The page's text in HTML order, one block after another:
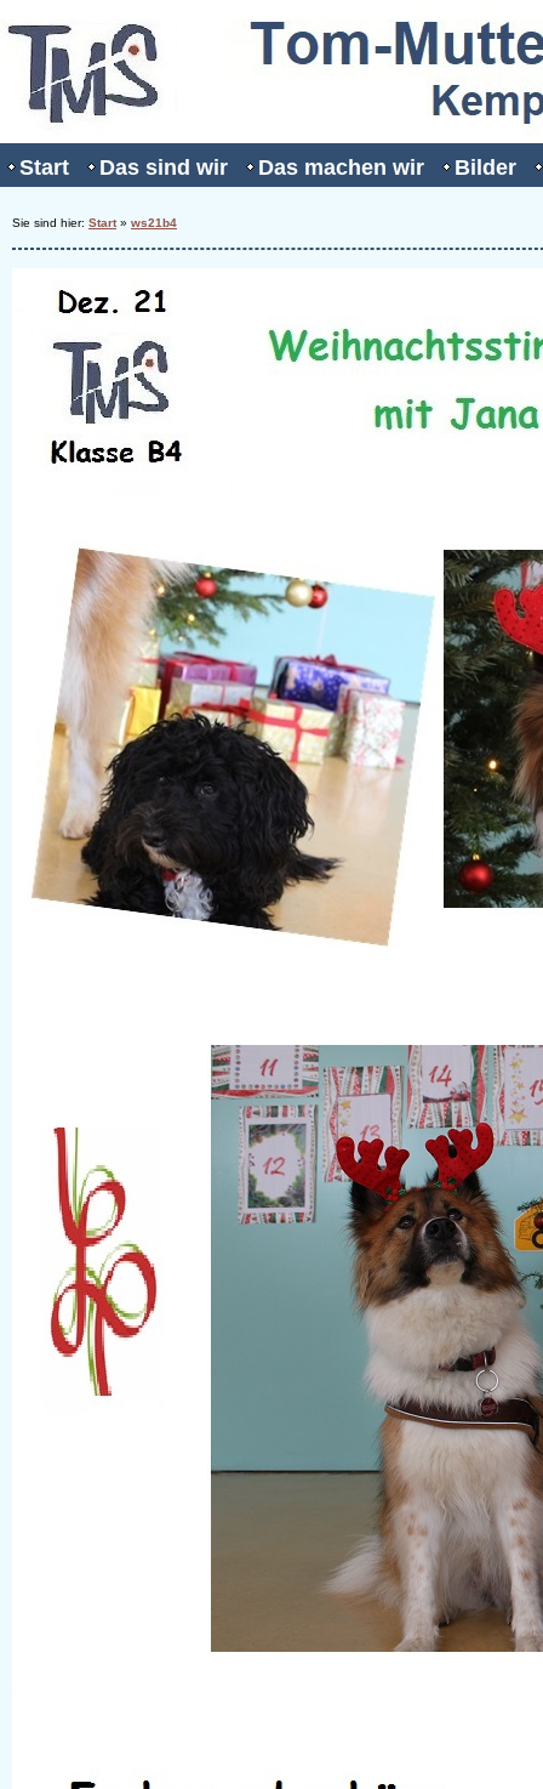
Start Das sind wir Das machen wir Bilder
Sie sind hier: Start» ws21b4